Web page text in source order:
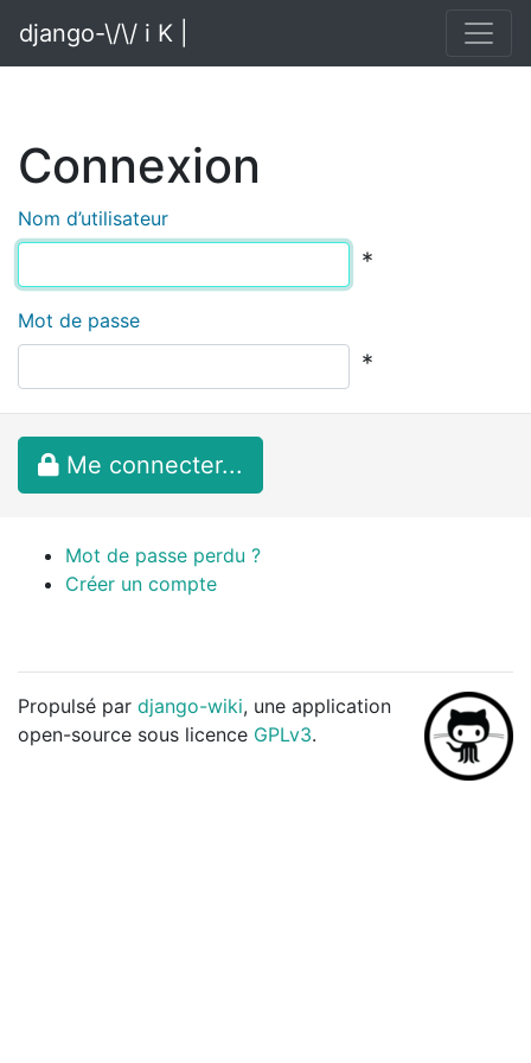
django-\/\/ i K |
Connexion
Nom d’utilisateur
*
Mot de passe
*
Me connecter...
Mot de passe perdu ?
Créer un compte
Propulsé par django-wiki, une application
open-source sous licence GPLv3.